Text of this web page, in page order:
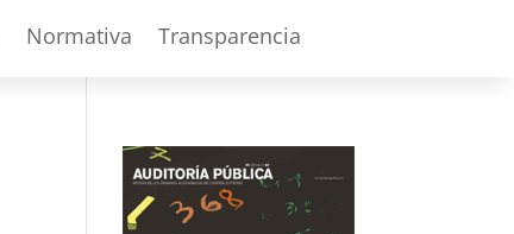
Normativa Transparencia